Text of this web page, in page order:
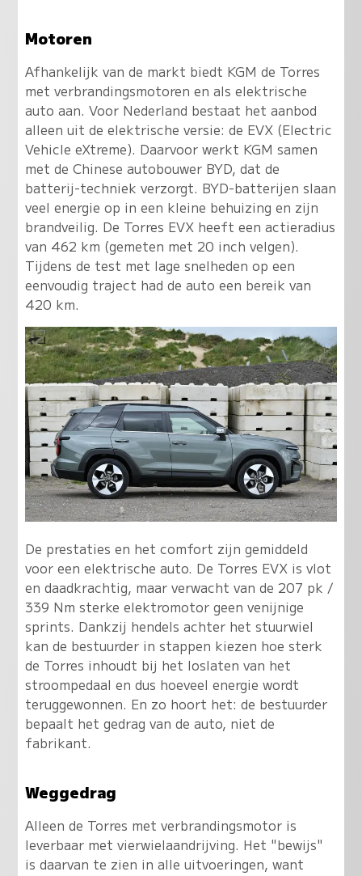
Motoren
Afhankelijk van de markt biedt KGM de Torres
met verbrandingsmotoren en als elektrische
auto aan. Voor Nederland bestaat het aanbod
alleen uit de elektrische versie: de EVX (Electric
Vehicle eXtreme). Daarvoor werkt KGM samen
met de Chinese autobouwer BYD, dat de
batterij-techniek verzorgt. BYD-batterijen slaan
veel energie op in een kleine behuizing en zijn
brandveilig. De Torres EVX heeft een actieradius
van 462 km (gemeten met 20 inch velgen).
Tijdens de test met lage snelheden op een
eenvoudig traject had de auto een bereik van
420 km.
De prestaties en het comfort zijn gemiddeld
voor een elektrische auto. De Torres EVX is vlot
en daadkrachtig, maar verwacht van de 207 pk /
339 Nm sterke elektromotor geen venijnige
sprints. Dankzij hendels achter het stuurwiel
kan de bestuurder in stappen kiezen hoe sterk
de Torres inhoudt bij het loslaten van het
stroompedaal en dus hoeveel energie wordt
teruggewonnen. En zo hoort het: de bestuurder
bepaalt het gedrag van de auto, niet de
fabrikant.
Weggedrag
Alleen de Torres met verbrandingsmotor is
leverbaar met vierwielaandrijving. Het "bewijs"
is daarvan te zien in alle uitvoeringen, want